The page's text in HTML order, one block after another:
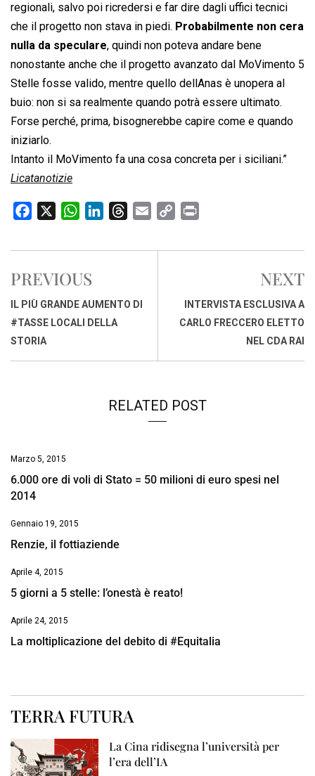
regionali, salvo poi ricredersi e far dire dagli uffici tecnici
che il progetto non stava in piedi. Probabilmente non cera
nulla da speculare, quindi non poteva andare bene
nonostante anche che il progetto avanzato dal MoVimento 5
Stelle fosse valido, mentre quello dellAnas è unopera al
buio: non si sa realmente quando potrà essere ultimato.
Forse perché, prima, bisognerebbe capire come e quando
iniziarlo.
Intanto il MoVimento fa una cosa concreta per i siciliani.”
Licatanotizie
c
b
o
o
k
W
a
s
A
p
n
d
I
r
d
a
p
n
i
PREVIOUS
IL PIÙ GRANDE AUMENTO DI
#TASSE LOCALI DELLA
STORIA
NEXT
INTERVISTA ESCLUSIVA A
CARLO FRECCERO ELETTO
NEL CDA RAI
RELATED POST
Marzo 5, 2015
6.000 ore di voli di Stato = 50 milioni di euro spesi nel
2014
Gennaio 19, 2015
Renzie, il fottiaziende
Aprile 4, 2015
5 giorni a 5 stelle: l’onestà è reato!
Aprile 24, 2015
La moltiplicazione del debito di #Equitalia
TERRA FUTURA
La Cina ridisegna l’università per
l’era dell’IA